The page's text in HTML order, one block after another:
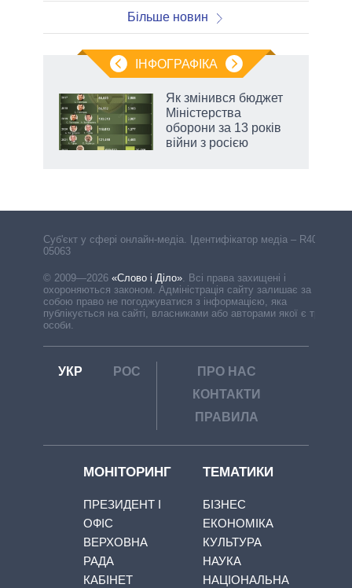
Більше новин
ІНФОГРАФІКА
Як змінився бюджет
Міністерства
оборони за 13 років
війни з росією
Cуб'єкт у сфері онлайн-медіа. Ідентифікатор медіа – R40-
05063
© 2009—2026 «Слово і Діло»
Всі права захищені і
охороняються законом. Адміністрація сайту залишає за
собою право не погоджуватися з інформацією, яка
публікується на сайті, власниками або авторами якої є треті
особи.
УКР РОС
ПРО НАС
КОНТАКТИ
ПРАВИЛА
МОНІТОРИНГ
ПРЕЗИДЕНТ І
ОФІС
ВЕРХОВНА
РАДА
КАБІНЕТ
ТЕМАТИКИ
БІЗНЕС
ЕКОНОМІКА
КУЛЬТУРА
НАУКА
НАЦІОНАЛЬНА